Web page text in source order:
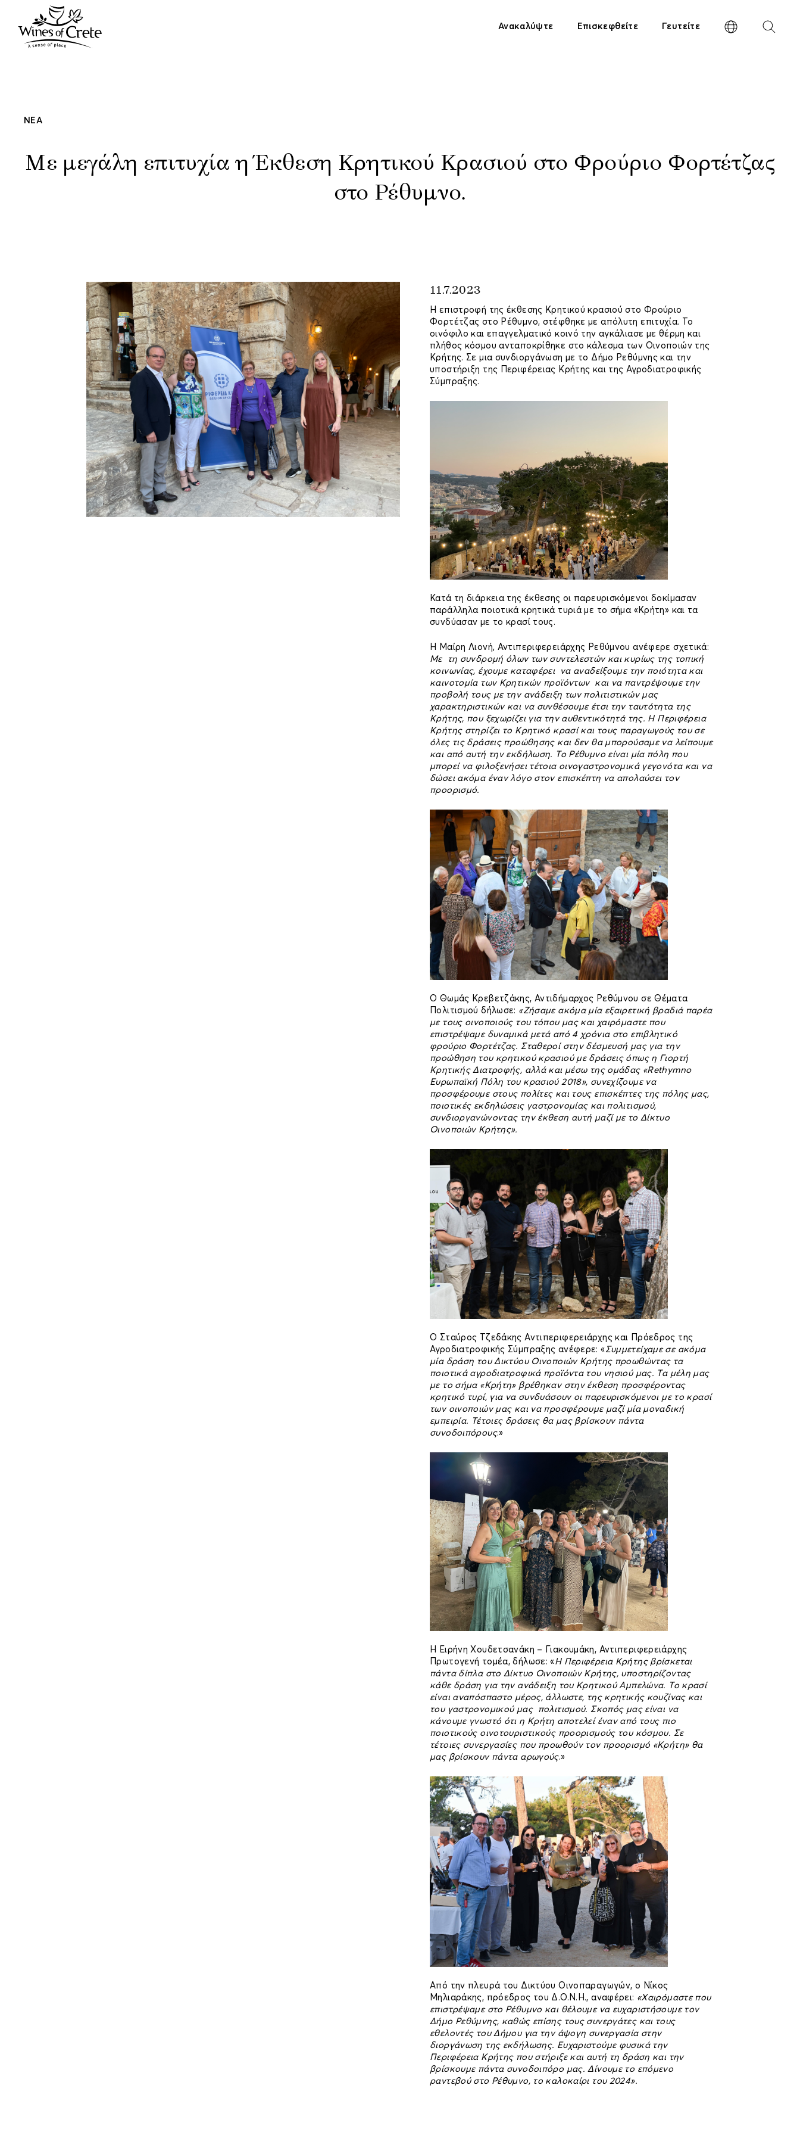
Ανακαλύψτε Επισκεφθείτε Γευτείτε
ΝΕΑ
Με μεγάλη επιτυχία η Έκθεση Κρητικού Κρασιού στο Φρούριο Φορτέτζας
στο Ρέθυμνο.
11.7.2023
Η επιστροφή της έκθεσης Κρητικού κρασιού στο Φρούριο
Φορτέτζας στο Ρέθυμνο, στέφθηκε με απόλυτη επιτυχία. Το
οινόφιλο και επαγγελματικό κοινό την αγκάλιασε με θέρμη και
πλήθος κόσμου ανταποκρίθηκε στο κάλεσμα των Οινοποιών της
Κρήτης. Σε μια συνδιοργάνωση με το Δήμο Ρεθύμνης και την
υποστήριξη της Περιφέρειας Κρήτης και της Αγροδιατροφικής
Σύμπραξης.
Κατά τη διάρκεια της έκθεσης οι παρευρισκόμενοι δοκίμασαν
παράλληλα ποιοτικά κρητικά τυριά με το σήμα «Κρήτη» και τα
συνδύασαν με το κρασί τους.
Η Μαίρη Λιονή, Αντιπεριφερειάρχης Ρεθύμνου ανέφερε σχετικά:
Με τη συνδρομή όλων των συντελεστών και κυρίως της τοπική
κοινωνίας, έχουμε καταφέρει να αναδείξουμε την ποιότητα και
καινοτομία των Κρητικών προϊόντων και να παντρέψουμε την
προβολή τους με την ανάδειξη των πολιτιστικών μας
χαρακτηριστικών και να συνθέσουμε έτσι την ταυτότητα της
Κρήτης, που ξεχωρίζει για την αυθεντικότητά της. Η Περιφέρεια
Κρήτης στηρίζει το Κρητικό κρασί και τους παραγωγούς του σε
όλες τις δράσεις προώθησης και δεν θα μπορούσαμε να λείπουμε
και από αυτή την εκδήλωση. Το Ρέθυμνο είναι μία πόλη που
μπορεί να φιλοξενήσει τέτοια οινογαστρονομικά γεγονότα και να
δώσει ακόμα έναν λόγο στον επισκέπτη να απολαύσει τον
προορισμό.
Ο Θωμάς Κρεβετζάκης, Αντιδήμαρχος Ρεθύμνου σε Θέματα
Πολιτισμού δήλωσε: «Ζήσαμε ακόμα μία εξαιρετική βραδιά παρέα
με τους οινοποιούς του τόπου μας και χαιρόμαστε που
επιστρέψαμε δυναμικά μετά από 4 χρόνια στο επιβλητικό
φρούριο Φορτέτζας. Σταθεροί στην δέσμευσή μας για την
προώθηση του κρητικού κρασιού με δράσεις όπως η Γιορτή
Κρητικής Διατροφής, αλλά και μέσω της ομάδας «Rethymno
Ευρωπαϊκή Πόλη του κρασιού 2018», συνεχίζουμε να
προσφέρουμε στους πολίτες και τους επισκέπτες της πόλης μας,
ποιοτικές εκδηλώσεις γαστρονομίας και πολιτισμού,
συνδιοργανώνοντας την έκθεση αυτή μαζί με το Δίκτυο
Οινοποιών Κρήτης».
Ο Σταύρος Τζεδάκης Αντιπεριφερειάρχης και Πρόεδρος της
Αγροδιατροφικής Σύμπραξης ανέφερε: «Συμμετείχαμε σε ακόμα
μία δράση του Δικτύου Οινοποιών Κρήτης προωθώντας τα
ποιοτικά αγροδιατροφικά προϊόντα του νησιού μας. Τα μέλη μας
με το σήμα «Κρήτη» βρέθηκαν στην έκθεση προσφέροντας
κρητικό τυρί, για να συνδυάσουν οι παρευρισκόμενοι με το κρασί
των οινοποιών μας και να προσφέρουμε μαζί μία μοναδική
εμπειρία. Τέτοιες δράσεις θα μας βρίσκουν πάντα
συνοδοιπόρους.»
Η Ειρήνη Χουδετσανάκη – Γιακουμάκη, Αντιπεριφερειάρχης
Πρωτογενή τομέα, δήλωσε: «Η Περιφέρεια Κρήτης βρίσκεται
πάντα δίπλα στο Δίκτυο Οινοποιών Κρήτης, υποστηρίζοντας
κάθε δράση για την ανάδειξη του Κρητικού Αμπελώνα. Το κρασί
είναι αναπόσπαστο μέρος, άλλωστε, της κρητικής κουζίνας και
του γαστρονομικού μας πολιτισμού. Σκοπός μας είναι να
κάνουμε γνωστό ότι η Κρήτη αποτελεί έναν από τους πιο
ποιοτικούς οινοτουριστικούς προορισμούς του κόσμου. Σε
τέτοιες συνεργασίες που προωθούν τον προορισμό «Κρήτη» θα
μας βρίσκουν πάντα αρωγούς.»
Από την πλευρά του Δικτύου Οινοπαραγωγών, ο Νίκος
Μηλιαράκης, πρόεδρος του Δ.Ο.Ν.Η., αναφέρει: «Χαιρόμαστε που
επιστρέψαμε στο Ρέθυμνο και θέλουμε να ευχαριστήσουμε τον
Δήμο Ρεθύμνης, καθώς επίσης τους συνεργάτες και τους
εθελοντές του Δήμου για την άψογη συνεργασία στην
διοργάνωση της εκδήλωσης. Ευχαριστούμε φυσικά την
Περιφέρεια Κρήτης που στήριξε και αυτή τη δράση και την
βρίσκουμε πάντα συνοδοιπόρο μας. Δίνουμε το επόμενο
ραντεβού στο Ρέθυμνο, το καλοκαίρι του 2024».